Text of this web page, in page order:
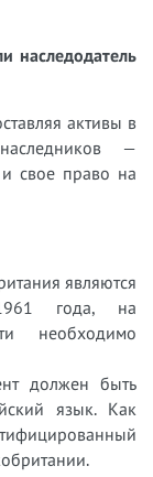
наследодатель
активы в
—
и свое право на
являются
1961 года, на
необходимо
должен быть
язык. Как